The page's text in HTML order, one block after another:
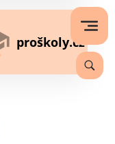
proškoly.cz